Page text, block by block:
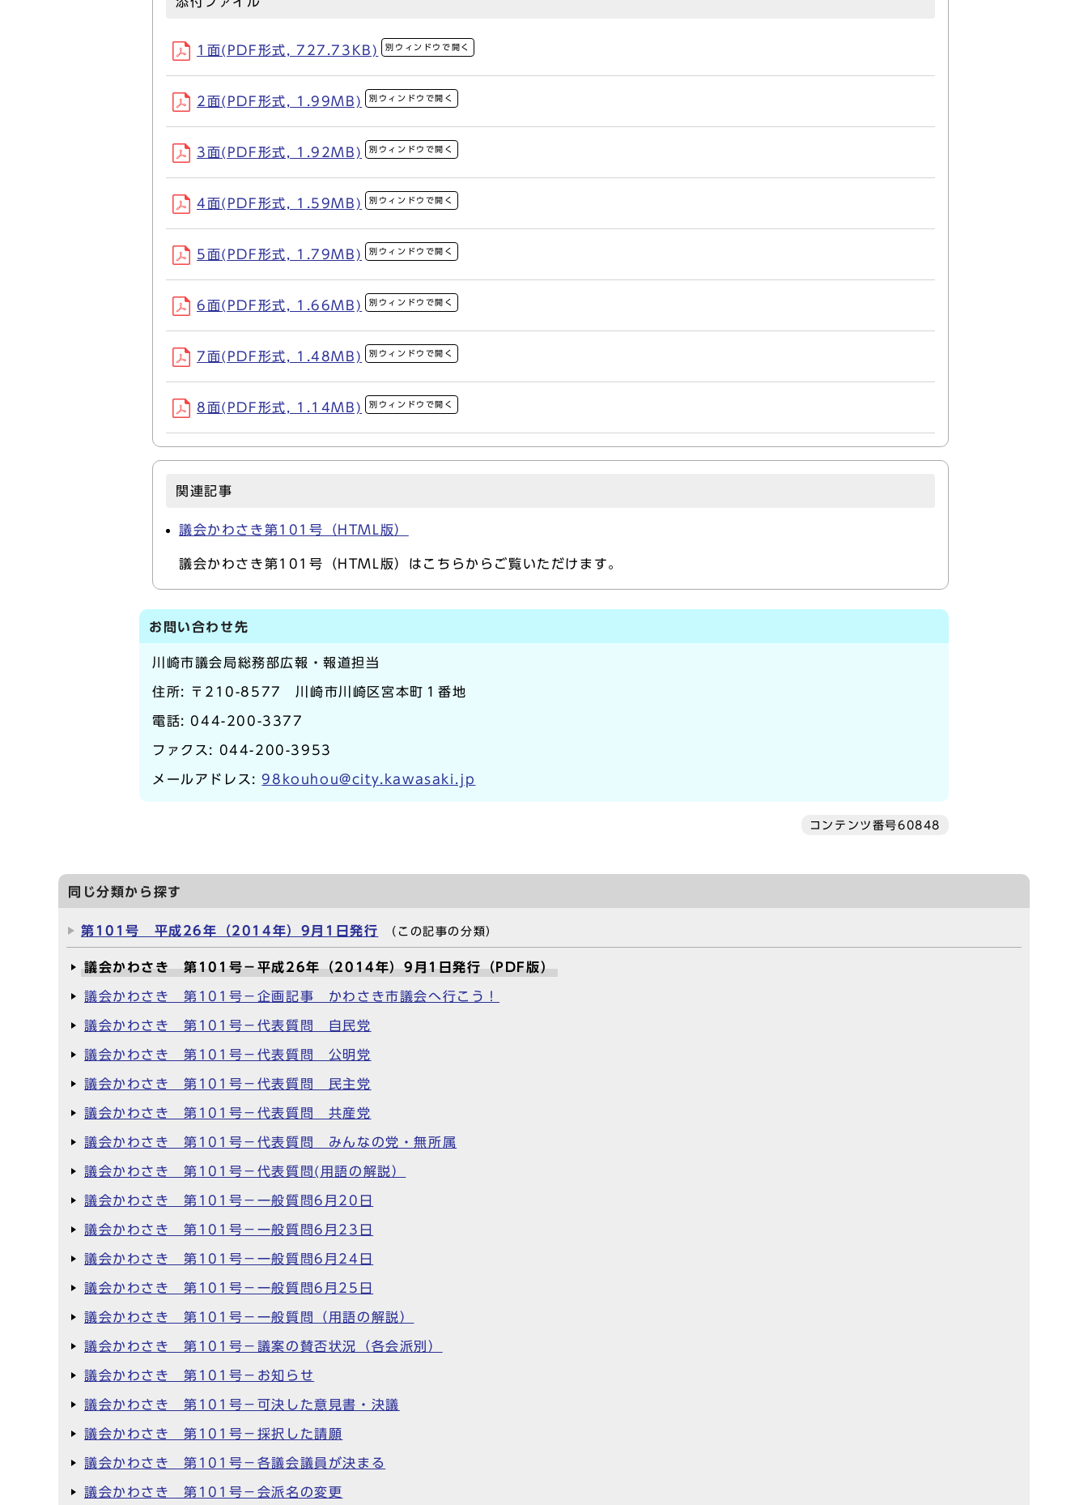
1面(PDF形式, 727.73KB) 別ウィンドウで開く
2面(PDF形式, 1.99MB) 別ウィンドウで開く
3面(PDF形式, 1.92MB) 別ウィンドウで開く
4面(PDF形式, 1.59MB) 別ウィンドウで開く
5面(PDF形式, 1.79MB) 別ウィンドウで開く
6面(PDF形式, 1.66MB) 別ウィンドウで開く
7面(PDF形式, 1.48MB) 別ウィンドウで開く
8面(PDF形式, 1.14MB) 別ウィンドウで開く
関連記事
議会かわさき第101号（HTML版）
議会かわさき第101号（HTML版）はこちらからご覧いただけます。
お問い合わせ先
川崎市議会局総務部広報・報道担当
住所: 〒210-8577 川崎市川崎区宮本町１番地
電話: 044-200-3377
ファクス: 044-200-3953
メールアドレス:98kouhou@city.kawasaki.jp
コンテンツ番号60848
同じ分類から探す
第101号 平成26年（2014年）9月1日発行 （この記事の分類）
議会かわさき 第101号－平成26年（2014年）9月1日発行（PDF版）
議会かわさき 第101号－企画記事 かわさき市議会へ行こう！
議会かわさき 第101号－代表質問 自民党
議会かわさき 第101号－代表質問 公明党
議会かわさき 第101号－代表質問 民主党
議会かわさき 第101号－代表質問 共産党
議会かわさき 第101号－代表質問 みんなの党・無所属
議会かわさき 第101号－代表質問(用語の解説）
議会かわさき 第101号－一般質問6月20日
議会かわさき 第101号－一般質問6月23日
議会かわさき 第101号－一般質問6月24日
議会かわさき 第101号－一般質問6月25日
議会かわさき 第101号－一般質問（用語の解説）
議会かわさき 第101号－議案の賛否状況（各会派別）
議会かわさき 第101号－お知らせ
議会かわさき 第101号－可決した意見書・決議
議会かわさき 第101号－採択した請願
議会かわさき 第101号－各議会議員が決まる
議会かわさき 第101号－会派名の変更